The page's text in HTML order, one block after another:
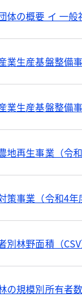
体の概要 イ 一
業生産基盤整備
業生産基盤整備
地再生事業（令
策事業（令和4
別林野面積（CSV
の規模別所有者数